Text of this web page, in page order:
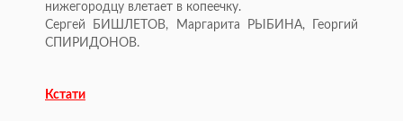
нижегородцу влетает в копеечку.
Сергей БИШЛЕТОВ, Маргарита РЫБИНА, Георгий
СПИРИДОНОВ.
Кстати